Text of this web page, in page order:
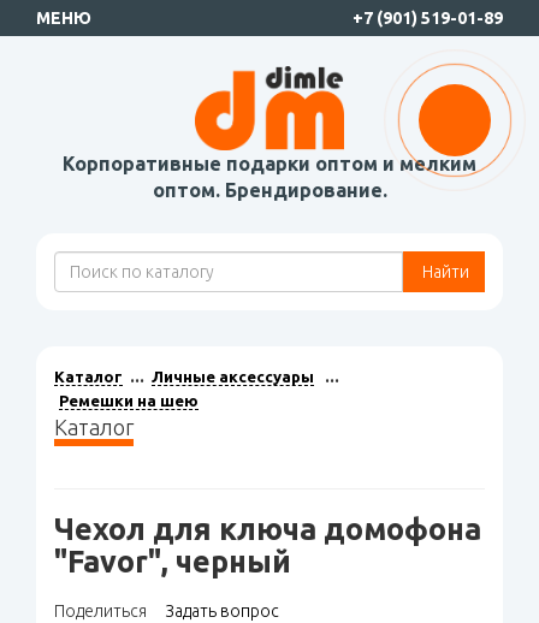
МЕНЮ +7 (901) 519-01-89
Корпоративные подарки оптом и мелким
оптом. Брендирование.
Найти
Каталог
Личные аксессуары
Ремешки на шею
Каталог
Чехол для ключа домофона
"Favor", черный
Поделиться Задать вопрос